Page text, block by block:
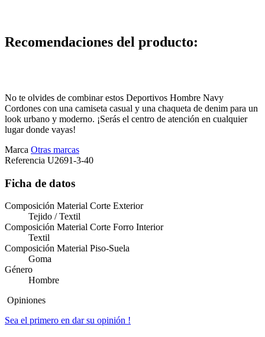
Recomendaciones del producto:
No te olvides de combinar estos Deportivos Hombre Navy
Cordones con una camiseta casual y una chaqueta de denim para un
look urbano y moderno. ¡Serás el centro de atención en cualquier
lugar donde vayas!
Marca Otras marcas
Referencia U2691-3-40
Ficha de datos
Composición Material Corte Exterior
Tejido / Textil
Composición Material Corte Forro Interior
Textil
Composición Material Piso-Suela
Goma
Género
Hombre
Opiniones
Sea el primero en dar su opinión !